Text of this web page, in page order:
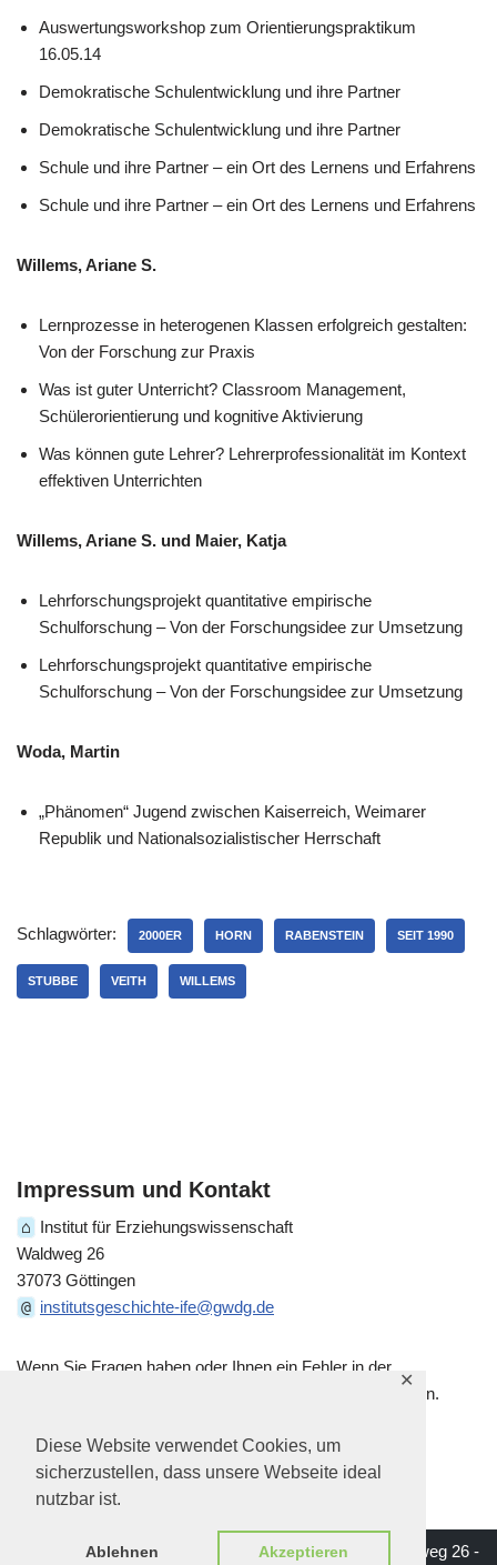
Diese Website verwendet Cookies, um
sicherzustellen, dass unsere Webseite ideal
nutzbar ist.
Ablehnen Akzeptieren
✕
Auswertungsworkshop zum Orientierungspraktikum
16.05.14
Demokratische Schulentwicklung und ihre Partner
Demokratische Schulentwicklung und ihre Partner
Schule und ihre Partner – ein Ort des Lernens und Erfahrens
Schule und ihre Partner – ein Ort des Lernens und Erfahrens
Willems, Ariane S.
Lernprozesse in heterogenen Klassen erfolgreich gestalten:
Von der Forschung zur Praxis
Was ist guter Unterricht? Classroom Management,
Schülerorientierung und kognitive Aktivierung
Was können gute Lehrer? Lehrerprofessionalität im Kontext
effektiven Unterrichten
Willems, Ariane S. und Maier, Katja
Lehrforschungsprojekt quantitative empirische
Schulforschung – Von der Forschungsidee zur Umsetzung
Lehrforschungsprojekt quantitative empirische
Schulforschung – Von der Forschungsidee zur Umsetzung
Woda, Martin
„Phänomen“ Jugend zwischen Kaiserreich, Weimarer
Republik und Nationalsozialistischer Herrschaft
Schlagwörter: 2000ER HORN RABENSTEIN SEIT 1990
STUBBE VEITH WILLEMS
Impressum und Kontakt
⌂ Institut für Erziehungswissenschaft
Waldweg 26
37073 Göttingen
@ institutsgeschichte-ife@gwdg.de
Wenn Sie Fragen haben oder Ihnen ein Fehler in der
historischen Darstellung auffällt, kontaktieren Sie uns gern.
Impressum | Institut für Erziehungswissenschaft - Waldweg 26 -